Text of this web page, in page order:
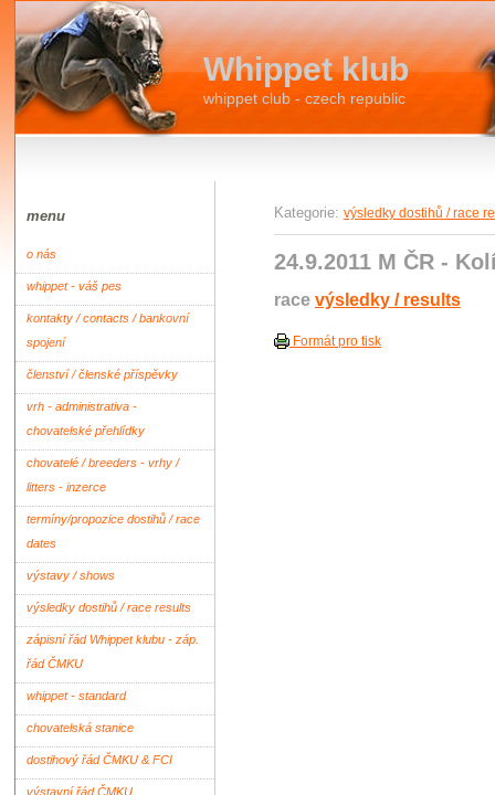
Whippet klub
whippet club - czech republic
Kategorie: výsledky dostihů / race
24.9.2011 M ČR -
race výsledky / results
Formát pro tisk
menu
o nás
whippet - váš pes
kontakty / contacts / bankovní
spojení
členství / členské příspěvky
vrh - administrativa -
chovatelské přehlídky
chovatelé / breeders - vrhy /
litters - inzerce
termíny/propozice dostihů / race
dates
výstavy / shows
výsledky dostihů / race results
zápisní řád Whippet klubu - záp.
řád ČMKU
whippet - standard
chovatelská stanice
dostihový řád ČMKU & FCI
výstavní řád ČMKU